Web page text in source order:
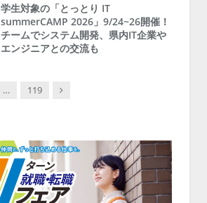
学生対象の「とっとり IT
summerCAMP 2026」9/24~26開催！
チームでシステム開発、県内IT企業や
エンジニアとの交流も
… 119 Next